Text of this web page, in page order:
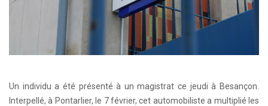
Un individu a été présenté à un magistrat ce jeudi à Besançon.
Interpellé, à Pontarlier, le 7 février, cet automobiliste a multiplié les